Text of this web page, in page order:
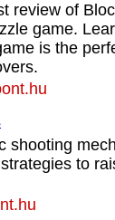
review of
game.
is the
shooting
to